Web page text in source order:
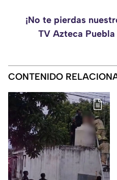
¡No te pierdas
TV Azteca
CONTENIDO